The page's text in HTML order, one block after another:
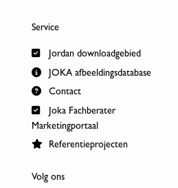
Service
Jordan downloadgebied
JOKA afbeeldingsdatabase
Contact
Joka Fachberater
Marketingportaal
Referentieprojecten
Volg ons